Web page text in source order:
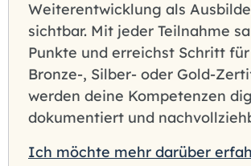
Weiterentwicklung als
sichtbar. Mit jeder Teilnahme
Punkte und erreichst Schritt
Bronze-, Silber- oder Gold-
werden deine Kompetenzen
dokumentiert und
Ich möchte mehr darüber